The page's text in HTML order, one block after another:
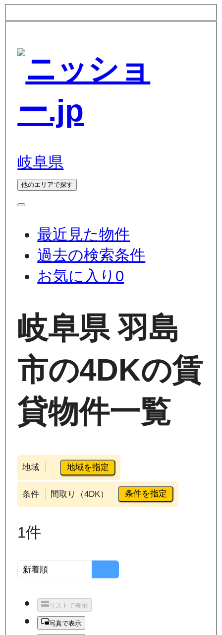
岐阜県
他のエリアで探す
最近見た物件
過去の検索条件
お気に入り 0
岐阜県 羽島
市の4DKの賃
貸物件一覧
地域 地域を指定
条件 間取り（4DK） 条件を指定
1件
リストで表示
写真で表示